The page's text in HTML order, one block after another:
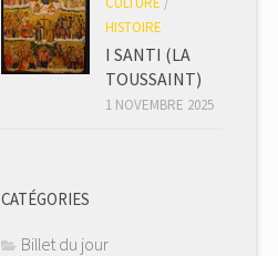
HISTOIRE
I SANTI (LA
TOUSSAINT)
1 NOVEMBRE 2025
CATÉGORIES
Billet du jour